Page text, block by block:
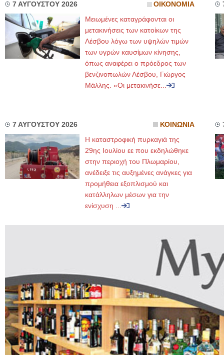
7 ΑΥΓΟΥΣΤΟΥ 2026 ΟΙΚΟΝΟΜΙΑ
Μειωμένες καταγράφονται οι
μετακινήσεις των κατοίκων της
Λέσβου λόγω των υψηλών τιμών
των υγρών καυσίμων κίνησης,
όπως αναφέρει ο πρόεδρος των
βενζινοπωλών Λέσβου, Γιώργος
Μάλλης. «Οι μετακινήσε...
7 ΑΥΓΟΥΣΤΟΥ 2026 ΚΟΙΝΩΝΙΑ
Η καταστροφική πυρκαγιά της
29ης Ιουλίου εε που εκδηλώθηκε
στην περιοχή του Πλωμαρίου,
ανέδειξε τις αυξημένες ανάγκες για
προμήθεια εξοπλισμού και
κατάλληλων μέσων για την
ενίσχυση ...